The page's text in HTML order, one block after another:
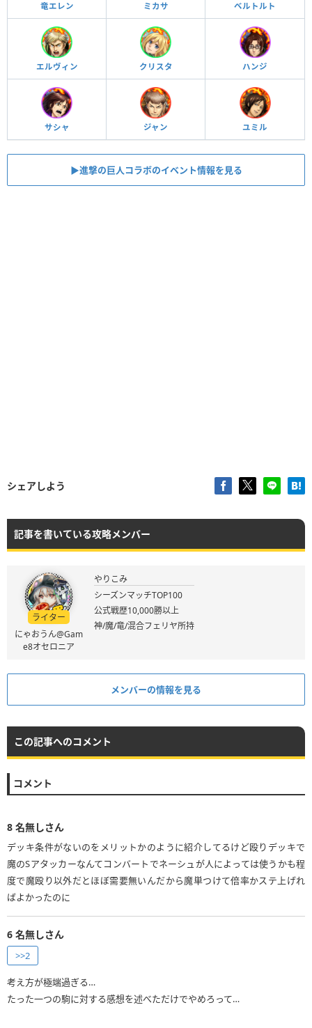
竜エレン ミカサ ベルトルト
エルヴィン クリスタ ハンジ
サシャ ジャン ユミル
▶︎進撃の巨人コラボのイベント情報を見る
シェアしよう
記事を書いている攻略メンバー
ライター
にゃおうん@Gam
e8オセロニア
やりこみ
シーズンマッチTOP100
公式戦歴10,000勝以上
神/魔/竜/混合フェリヤ所持
メンバーの情報を見る
この記事へのコメント
コメント
8 名無しさん
デッキ条件がないのをメリットかのように紹介してるけど殴りデッキで
魔のSアタッカーなんてコンバートでネーシュが人によっては使うかも程
度で魔殴り以外だとほぼ需要無いんだから魔単つけて倍率かステ上げれ
ばよかったのに
6 名無しさん
>>2
考え方が極端過ぎる…
たった一つの駒に対する感想を述べただけでやめろって…